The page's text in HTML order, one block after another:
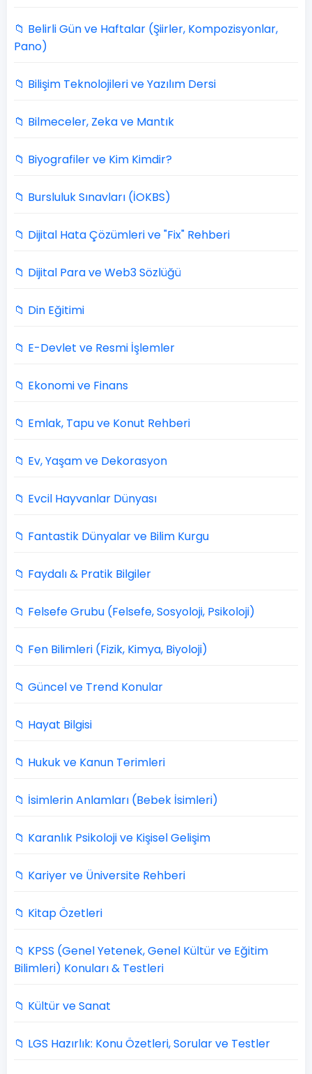
📁 Belirli Gün ve Haftalar (Şiirler, Kompozisyonlar,
Pano)
📁 Bilişim Teknolojileri ve Yazılım Dersi
📁 Bilmeceler, Zeka ve Mantık
📁 Biyografiler ve Kim Kimdir?
📁 Bursluluk Sınavları (İOKBS)
📁 Dijital Hata Çözümleri ve "Fix" Rehberi
📁 Dijital Para ve Web3 Sözlüğü
📁 Din Eğitimi
📁 E-Devlet ve Resmi İşlemler
📁 Ekonomi ve Finans
📁 Emlak, Tapu ve Konut Rehberi
📁 Ev, Yaşam ve Dekorasyon
📁 Evcil Hayvanlar Dünyası
📁 Fantastik Dünyalar ve Bilim Kurgu
📁 Faydalı & Pratik Bilgiler
📁 Felsefe Grubu (Felsefe, Sosyoloji, Psikoloji)
📁 Fen Bilimleri (Fizik, Kimya, Biyoloji)
📁 Güncel ve Trend Konular
📁 Hayat Bilgisi
📁 Hukuk ve Kanun Terimleri
📁 İsimlerin Anlamları (Bebek İsimleri)
📁 Karanlık Psikoloji ve Kişisel Gelişim
📁 Kariyer ve Üniversite Rehberi
📁 Kitap Özetleri
📁 KPSS (Genel Yetenek, Genel Kültür ve Eğitim
Bilimleri) Konuları & Testleri
📁 Kültür ve Sanat
📁 LGS Hazırlık: Konu Özetleri, Sorular ve Testler